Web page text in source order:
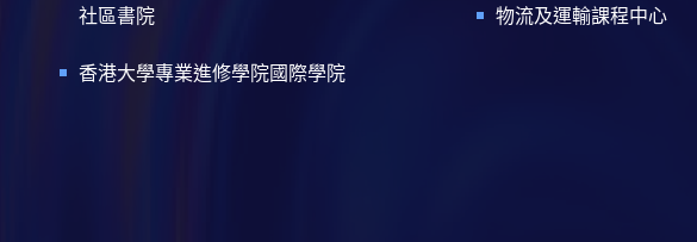
社區書院
香港大學專業進修學院國際學院
物流及運輸課程中心